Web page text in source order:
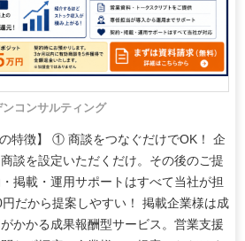
コンサルティング
特徴】 ① 商談をつなぐだけでOK！ 企
談を設定いただくだけ。その後のご提
掲載・運用サポートはすべて当社が担
だから提案しやすい！ 掲載企業様は成
かかる成果報酬型サービス。営業支援